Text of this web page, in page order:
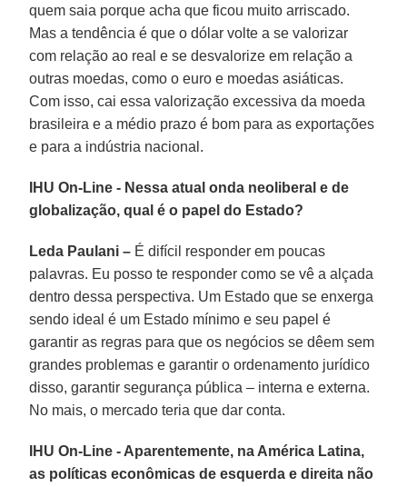
quem saia porque acha que ficou muito arriscado.
Mas a tendência é que o dólar volte a se valorizar
com relação ao real e se desvalorize em relação a
outras moedas, como o euro e moedas asiáticas.
Com isso, cai essa valorização excessiva da moeda
brasileira e a médio prazo é bom para as exportações
e para a indústria nacional.
IHU On-Line - Nessa atual onda neoliberal e de
globalização, qual é o papel do Estado?
Leda Paulani – É difícil responder em poucas
palavras. Eu posso te responder como se vê a alçada
dentro dessa perspectiva. Um Estado que se enxerga
sendo ideal é um Estado mínimo e seu papel é
garantir as regras para que os negócios se dêem sem
grandes problemas e garantir o ordenamento jurídico
disso, garantir segurança pública – interna e externa.
No mais, o mercado teria que dar conta.
IHU On-Line - Aparentemente, na América Latina,
as políticas econômicas de esquerda e direita não